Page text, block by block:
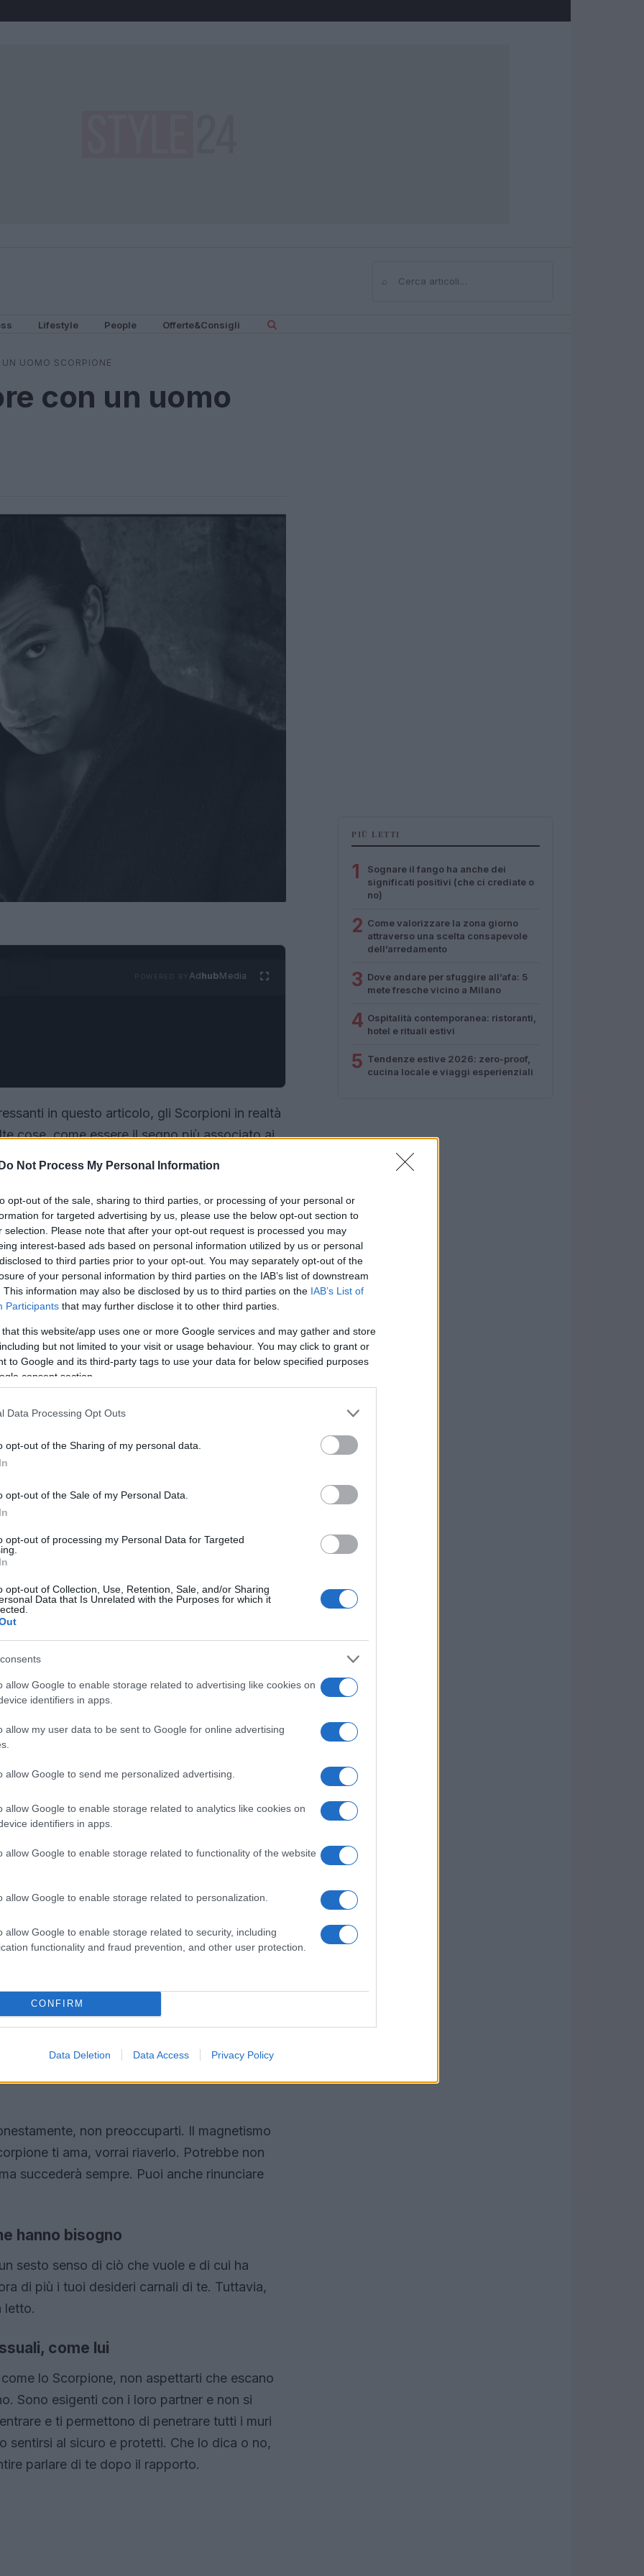
Do Not Process My Personal Information
opt-out of the sale, sharing to third parties, or processing of your personal or
for targeted advertising by us, please use the below opt-out section to
selection. Please note that after your opt-out request is processed you may
interest-based ads based on personal information utilized by us or personal
to third parties prior to your opt-out. You may separately opt-out of the
of your personal information by third parties on the IAB’s list of downstream
This information may also be disclosed by us to third parties on the IAB’s List of
Participants that may further disclose it to other third parties.
that this website/app uses one or more Google services and may gather and store
but not limited to your visit or usage behaviour. You may click to grant or
to Google and its third-party tags to use your data for below specified purposes
consent section.
Data Processing Opt Outs
opt-out of the Sharing of my personal data.
opt-out of the Sale of my Personal Data.
opt-out of processing my Personal Data for Targeted
opt-out of Collection, Use, Retention, Sale, and/or Sharing
Data that Is Unrelated with the Purposes for which it
allow Google to enable storage related to advertising like cookies on
identifiers in apps.
allow my user data to be sent to Google for online advertising
allow Google to send me personalized advertising.
allow Google to enable storage related to analytics like cookies on
identifiers in apps.
allow Google to enable storage related to functionality of the website
allow Google to enable storage related to personalization.
allow Google to enable storage related to security, including
functionality and fraud prevention, and other user protection.
CONFIRM
Data Deletion Data Access Privacy Policy
⌕Cerca
Lifestyle People Offerte&Consigli
UN UOMO SCORPIONE
con un uomo
AdhubMedia
in questo articolo, gli Scorpioni in realtà
cose, come essere il segno più associato ai
che abbiamo di essere il segno più
è più sexy del sesso con qualsiasi altro
Scorpione
fruste e catene per gli uomini di questo
preparati a tutto. Ecco nove verità a volte
Scorpione. Preparatevi:
21 novembre, indipendentemente dall’età o
15 anni, cioèsarà alquanto perverso. Se stai
ogni volta che vuoi, a meno che non lo
di protezione dei testimoni e spera
non preoccuparti. Il magnetismo
ti ama, vorrai riaverlo. Potrebbe non
succederà sempre. Puoi anche rinunciare
hanno bisogno
sesto senso di ciò che vuole e di cui ha
di più i tuoi desideri carnali di te. Tuttavia,
letto.
come lui
lo Scorpione, non aspettarti che escano
Sono esigenti con i loro partner e non si
e ti permettono di penetrare tutti i muri
sentirsi al sicuro e protetti. Che lo dica o no,
parlare di te dopo il rapporto.
PIÙ LETTI
1
Sognare il fango ha anche dei
significati positivi (che ci crediate o
no)
2 Come valorizzare la zona giorno
attraverso una scelta consapevole
dell’arredamento
3 Dove andare per sfuggire all’afa: 5
mete fresche vicino a Milano
4 Ospitalità contemporanea: ristoranti,
hotel e rituali estivi
5 Tendenze estive 2026: zero-proof,
cucina locale e viaggi esperienziali